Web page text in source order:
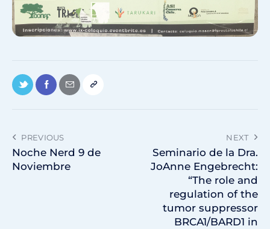
PREVIOUS
Noche Nerd 9 de
Noviembre
NEXT
Seminario de la Dra.
JoAnne Engebrecht:
“The role and
regulation of the
tumor suppressor
BRCA1/BARD1 in